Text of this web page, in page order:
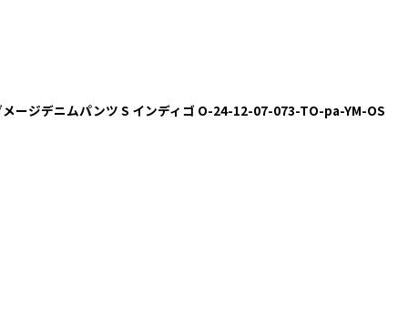
ージデニムパンツ S インディゴ O-24-12-07-073-TO-pa-YM-OS